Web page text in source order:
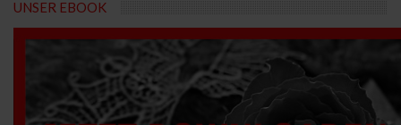
UNSER EBOOK